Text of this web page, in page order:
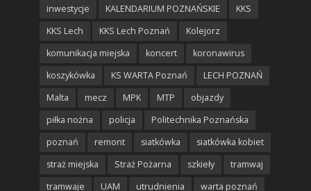
inwestycje
KALENDARIUM POZNAŃSKIE
KKS
KKS Lech
KKS Lech Poznań
Kolejorz
komunikacja miejska
koncert
koronawirus
koszykówka
KS WARTA Poznań
LECH POZNAŃ
Malta
mecz MPK MTP
objazdy
piłka nożna
policja
Politechnika Poznańska
poznań
remont siatkówka
siatkówka kobiet
straż miejska
Straż Pożarna szkieły
tramwaj
tramwaje
UAM utrudnienia warta poznań